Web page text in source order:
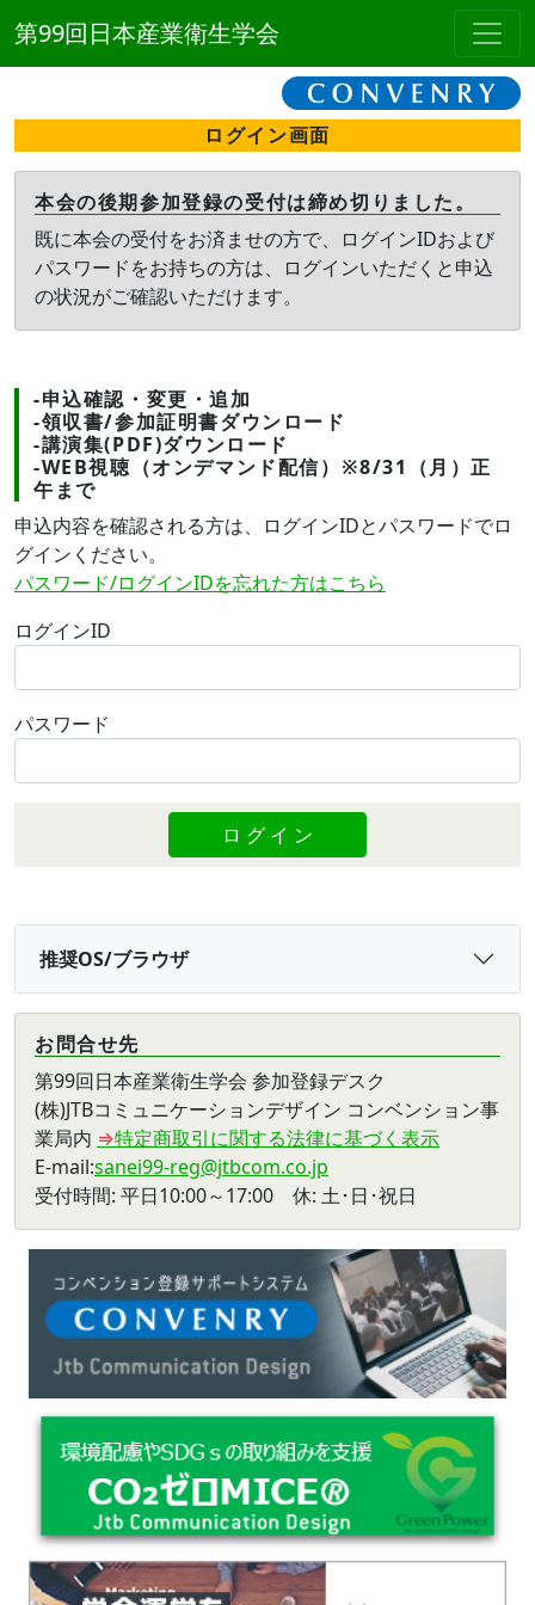
第99回日本産業衛生学会
ログイン画面
本会の後期参加登録の受付は締め切りました。
既に本会の受付をお済ませの方で、ログインIDおよび
パスワードをお持ちの方は、ログインいただくと申込
の状況がご確認いただけます。
-申込確認・変更・追加
-領収書/参加証明書ダウンロード
-講演集(PDF)ダウンロード
-WEB視聴（オンデマンド配信）※8/31（月）正
午まで
申込内容を確認される方は、ログインIDとパスワードでロ
グインください。
パスワード/ログインIDを忘れた方はこちら
ログインID
パスワード
推奨OS/ブラウザ
お問合せ先
第99回日本産業衛生学会 参加登録デスク
(株)JTBコミュニケーションデザイン コンベンション事
業局内 ⇒特定商取引に関する法律に基づく表示
E-mail:sanei99-reg@jtbcom.co.jp
受付時間: 平日10:00～17:00 休: 土･日･祝日